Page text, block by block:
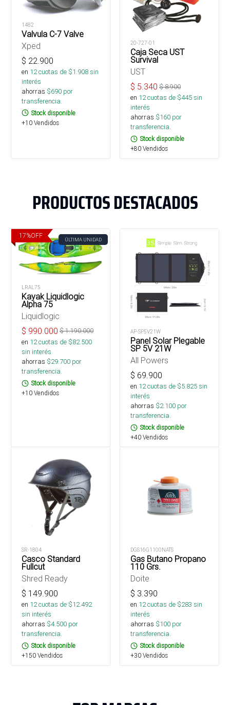
1482
Valvula C-7 Valve
Xped
$ 22.900
en 12cuotas de $1.908sin
interés
ahorras $690 por
transferencia.
Stock disponible
+10 Vendidos
20-727-01
Caja Seca UST
Survival
UST
$ 5.340 $8.900
en 12cuotas de $445sin
interés
ahorras $160 por
transferencia.
Stock disponible
+80 Vendidos
PRODUCTOS DESTACADOS
17%OFF
ÚLTIMA UNIDAD
LRAL75
Kayak Liquidlogic
Alpha 75
Liquidlogic
$ 990.000 $1.190.000
en 12cuotas de $82.500
sin interés
ahorras $29.700 por
transferencia.
Stock disponible
+10 Vendidos
AP-SP5V21W
Panel Solar Plegable
SP 5V 21W
All Powers
$ 69.900
en 12cuotas de $5.825sin
interés
ahorras $2.100 por
transferencia.
Stock disponible
+40 Vendidos
SR-1804
Casco Standard
Fullcut
Shred Ready
$ 149.900
en 12cuotas de $12.492
sin interés
ahorras $4.500 por
transferencia.
Stock disponible
+150 Vendidos
DGS16G1100NATS
Gas Butano Propano
110 Grs.
Doite
$ 3.390
en 12cuotas de $283 sin
interés
ahorras $100 por
transferencia.
Stock disponible
+30 Vendidos